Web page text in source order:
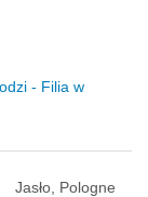
- Filia w
Jasło, Pologne